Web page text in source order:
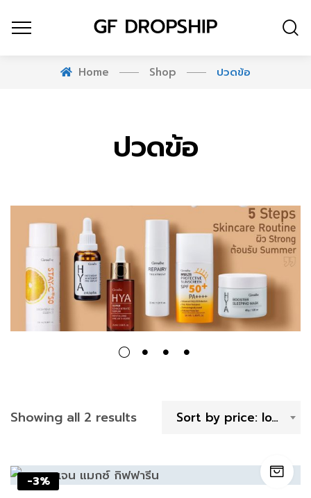
Home Shop ปวดข้อ
ปวดข้อ
Showing all 2 results Sort by price: low to high
-3%